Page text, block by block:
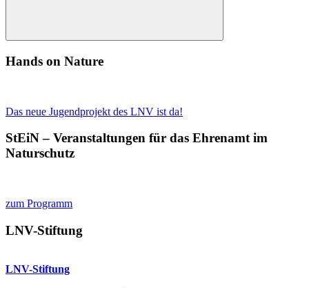
Suchen
Hands on Nature
Das neue Jugendprojekt des LNV ist da!
StEiN – Veranstaltungen für das Ehrenamt im
Naturschutz
zum Programm
LNV-Stiftung
LNV-Stiftung